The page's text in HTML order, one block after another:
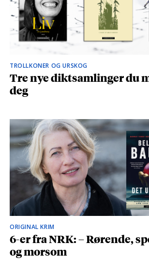
TROLLKONER OG URSKOG
Tre nye diktsamlinger du
deg
ORIGINAL KRIM
6-er fra NRK: – Rørende,
og morsom